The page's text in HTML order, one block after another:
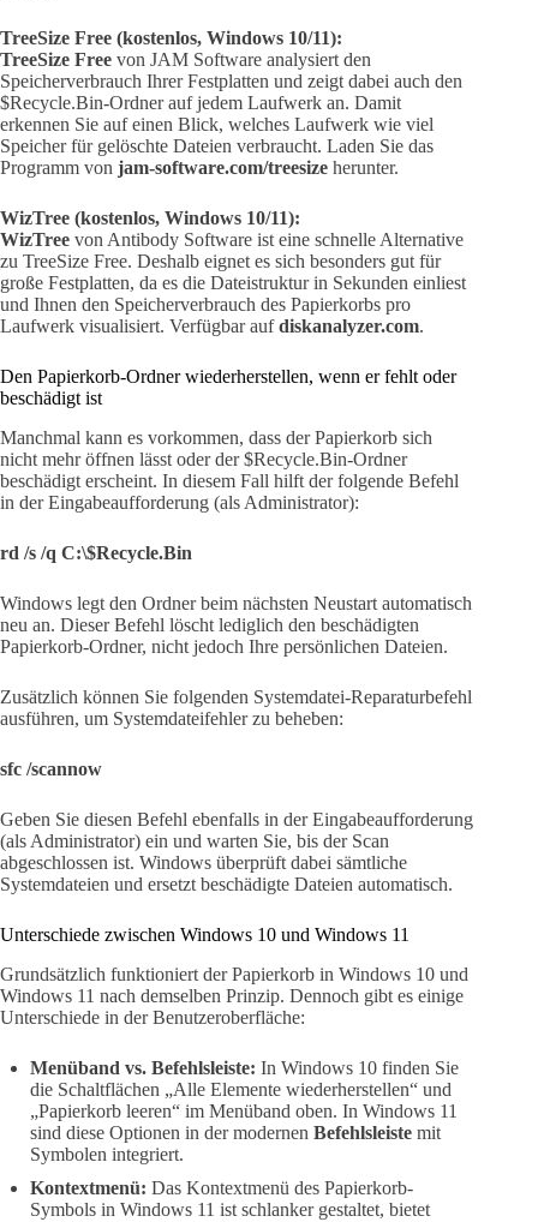
TreeSize Free (kostenlos, Windows 10/11):
TreeSize Free von JAM Software analysiert den
Speicherverbrauch Ihrer Festplatten und zeigt dabei auch den
$Recycle.Bin-Ordner auf jedem Laufwerk an. Damit
erkennen Sie auf einen Blick, welches Laufwerk wie viel
Speicher für gelöschte Dateien verbraucht. Laden Sie das
Programm von jam-software.com/treesize herunter.
WizTree (kostenlos, Windows 10/11):
WizTree von Antibody Software ist eine schnelle Alternative
zu TreeSize Free. Deshalb eignet es sich besonders gut für
große Festplatten, da es die Dateistruktur in Sekunden einliest
und Ihnen den Speicherverbrauch des Papierkorbs pro
Laufwerk visualisiert. Verfügbar aufdiskanalyzer.com.
Den Papierkorb-Ordner wiederherstellen, wenn er fehlt oder
beschädigt ist
Manchmal kann es vorkommen, dass der Papierkorb sich
nicht mehr öffnen lässt oder der $Recycle.Bin-Ordner
beschädigt erscheint. In diesem Fall hilft der folgende Befehl
in der Eingabeaufforderung (als Administrator):
rd /s /q C:\$Recycle.Bin
Windows legt den Ordner beim nächsten Neustart automatisch
neu an. Dieser Befehl löscht lediglich den beschädigten
Papierkorb-Ordner, nicht jedoch Ihre persönlichen Dateien.
Zusätzlich können Sie folgenden Systemdatei-Reparaturbefehl
ausführen, um Systemdateifehler zu beheben:
sfc /scannow
Geben Sie diesen Befehl ebenfalls in der Eingabeaufforderung
(als Administrator) ein und warten Sie, bis der Scan
abgeschlossen ist. Windows überprüft dabei sämtliche
Systemdateien und ersetzt beschädigte Dateien automatisch.
Unterschiede zwischen Windows 10 und Windows 11
Grundsätzlich funktioniert der Papierkorb in Windows 10 und
Windows 11 nach demselben Prinzip. Dennoch gibt es einige
Unterschiede in der Benutzeroberfläche:
Menüband vs. Befehlsleiste: In Windows 10 finden Sie
die Schaltflächen „Alle Elemente wiederherstellen“ und
„Papierkorb leeren“ im Menüband oben. In Windows 11
sind diese Optionen in der modernen Befehlsleiste mit
Symbolen integriert.
Kontextmenü: Das Kontextmenü des Papierkorb-
Symbols in Windows 11 ist schlanker gestaltet, bietet